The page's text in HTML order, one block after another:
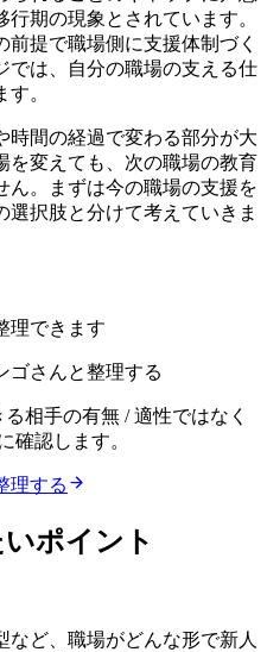
期の現象とされています。
提で職場側に支援体制づく
では、自分の職場の支える仕
。
時間の経過で変わる部分が大
を変えても、次の職場の教育
ん。まずは今の職場の支援を
択肢と分けて考えていきま
理できます
ゴさんと整理する
相手の有無 / 適性ではなく
確認します。
理する
ポイント
ど、職場がどんな形で新人